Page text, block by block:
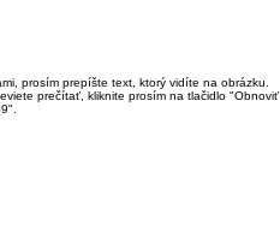
prosím prepíšte text, ktorý vidíte na obrázku.
prečítať, kliknite prosím na tlačidlo "Obnoviť